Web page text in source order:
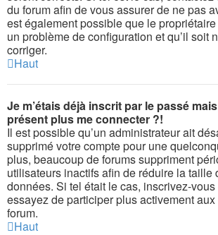
du forum afin de vous assurer de ne pas
est également possible que le
un problème de configuration et qu’il soit
corriger.
Haut
Je m’étais déjà inscrit par le passé
présent plus me connecter ?!
Il est possible qu’un administrateur ait
supprimé votre compte pour une
plus, beaucoup de forums suppriment
utilisateurs inactifs afin de réduire la taille
données. Si tel était le cas, inscrivez-
essayez de participer plus activement
forum.
Haut